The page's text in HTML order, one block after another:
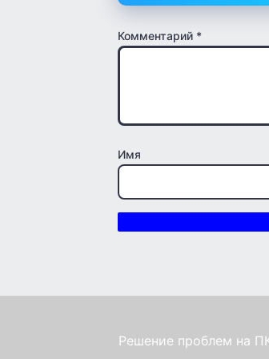
Комментарий *
Имя
Решение проблем на